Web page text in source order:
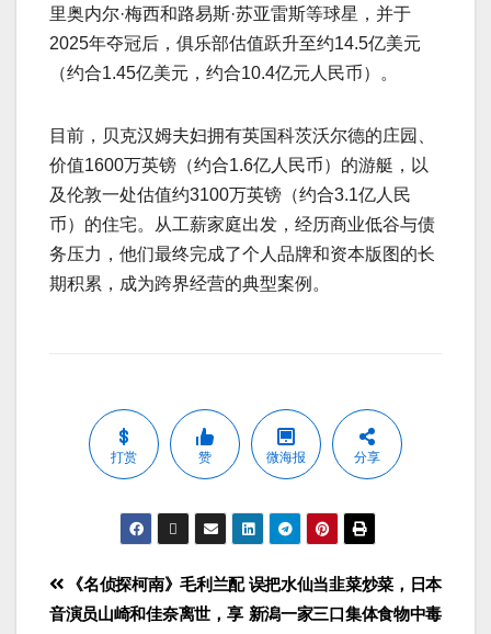
里奥内尔·梅西和路易斯·苏亚雷斯等球星，并于
2025年夺冠后，俱乐部估值跃升至约14.5亿美元
（约合1.45亿美元，约合10.4亿元人民币）。
目前，贝克汉姆夫妇拥有英国科茨沃尔德的庄园、
价值1600万英镑（约合1.6亿人民币）的游艇，以
及伦敦一处估值约3100万英镑（约合3.1亿人民
币）的住宅。从工薪家庭出发，经历商业低谷与债
务压力，他们最终完成了个人品牌和资本版图的长
期积累，成为跨界经营的典型案例。
打赏 赞 微海报 分享
误把水仙当韭菜炒菜，日本
新潟一家三口集体食物中毒
《名侦探柯南》毛利兰配
音演员山崎和佳奈离世，享